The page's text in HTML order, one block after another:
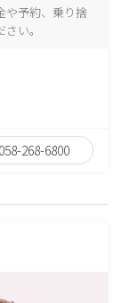
や予約、乗り捨
い。
058-268-6800